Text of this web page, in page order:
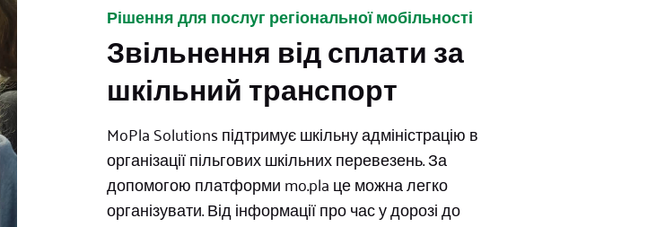
Рішення для послуг регіональної мобільності
Звільнення від сплати за
шкільний транспорт
MoPla Solutions підтримує шкільну адміністрацію в
організації пільгових шкільних перевезень. За
допомогою платформи mo.pla це можна легко
організувати. Від інформації про час у дорозі до